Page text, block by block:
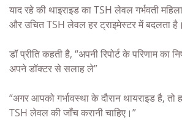
याद रहे की थाइराइड का TSH लेवल गर्भवती
और उचित TSH लेवल हर ट्राइमेस्टर में बदलता है।
डॉ प्रीति कहती है, “अपनी रिपोर्ट के परिणाम का
अपने डॉक्टर से सलाह ले”
“अगर आपको गर्भावस्था के दौरान थायराइड है,
TSH लेवल की जाँच करानी चाहिए।”